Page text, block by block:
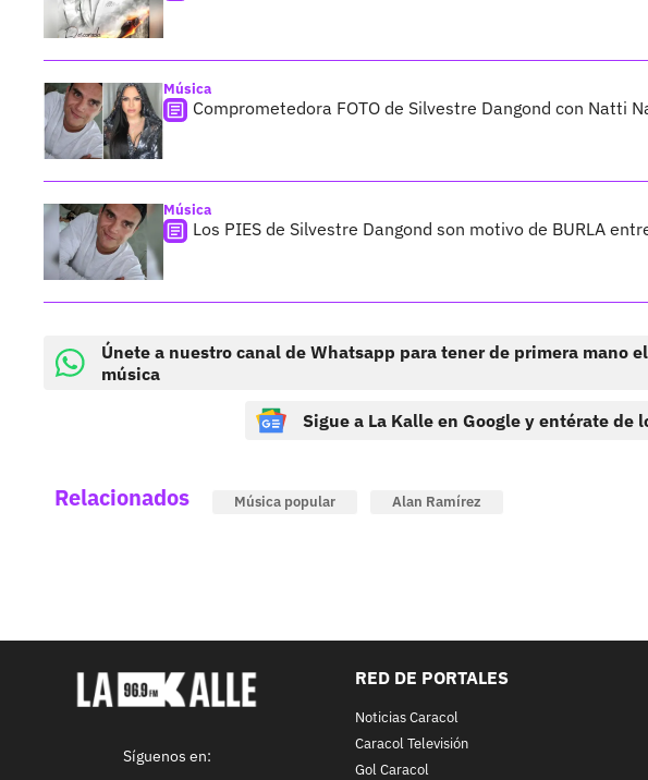
Música
Comprometedora FOTO de Silvestre Dangond con Natti
Música
Los PIES de Silvestre Dangond son motivo de BURLA
Únete a nuestro canal de Whatsapp para tener de primera mano
música
Sigue a La Kalle en Google y entérate de
Relacionados Música popular Alan Ramírez
Síguenos en:
RED DE PORTALES
Noticias Caracol
Caracol Televisión
Gol Caracol